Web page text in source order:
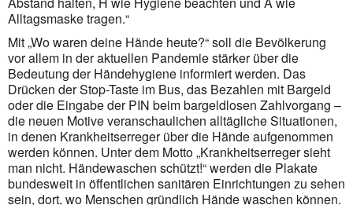
Alltagsmaske tragen.“
Mit „Wo waren deine Hände heute?“ soll die Bevölkerung
vor allem in der aktuellen Pandemie stärker über die
Bedeutung der Händehygiene informiert werden. Das
Drücken der Stop-Taste im Bus, das Bezahlen mit Bargeld
oder die Eingabe der PIN beim bargeldlosen Zahlvorgang –
die neuen Motive veranschaulichen alltägliche Situationen,
in denen Krankheitserreger über die Hände aufgenommen
werden können. Unter dem Motto „Krankheitserreger sieht
man nicht. Händewaschen schützt!“ werden die Plakate
bundesweit in öffentlichen sanitären Einrichtungen zu sehen
sein, dort, wo Menschen gründlich Hände waschen können.